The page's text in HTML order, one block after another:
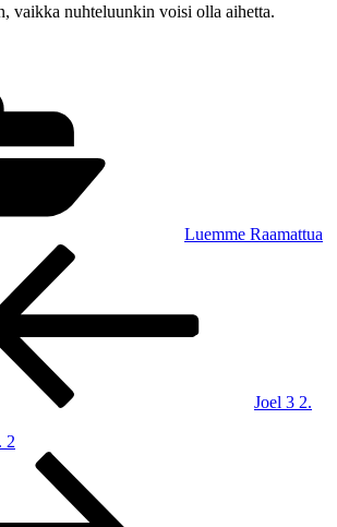
vaikka nuhteluunkin voisi olla aihetta.
Luemme Raamattua
Joel 3 2.
2